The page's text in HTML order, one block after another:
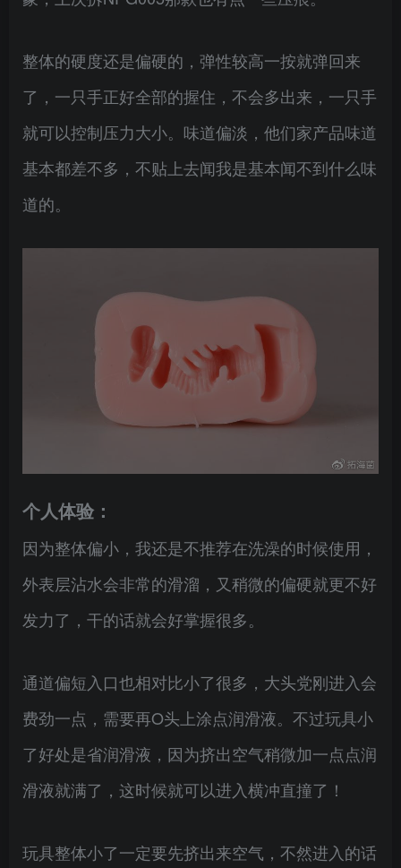
整体的硬度还是偏硬的，弹性较高一按就弹回来
了，一只手正好全部的握住，不会多出来，一只手
就可以控制压力大小。味道偏淡，他们家产品味道
基本都差不多，不贴上去闻我是基本闻不到什么味
道的。
个人体验：
因为整体偏小，我还是不推荐在洗澡的时候使用，
外表层沾水会非常的滑溜，又稍微的偏硬就更不好
发力了，干的话就会好掌握很多。
通道偏短入口也相对比小了很多，大头党刚进入会
费劲一点，需要再O头上涂点润滑液。不过玩具小
了好处是省润滑液，因为挤出空气稍微加一点点润
滑液就满了，这时候就可以进入横冲直撞了！
玩具整体小了一定要先挤出来空气，不然进入的话